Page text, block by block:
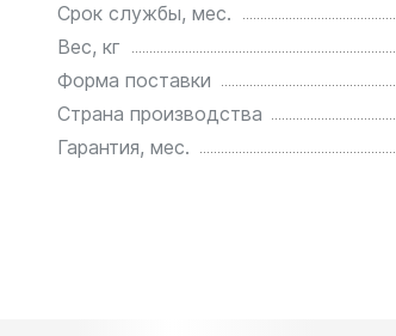
Срок службы, мес.
Вес, кг
Форма поставки
Страна производства
Гарантия, мес.